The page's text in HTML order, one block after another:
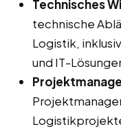
Technisches
technische
Logistik,
und IT-